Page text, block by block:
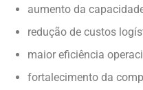
aumento da
redução de custos
maior eficiência
fortalecimento da